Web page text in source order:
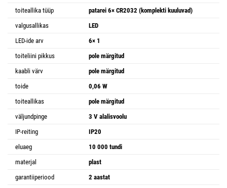
toiteallika tüüp
patarei 6× CR2032 (komplekti kuuluvad)
valgusallikas
LED
LED-ide arv
6× 1
toiteliini pikkus
pole märgitud
kaabli värv
pole märgitud
toide
0,06 W
toiteallikas
pole märgitud
väljundpinge
3 V alalisvoolu
IP-reiting
IP20
eluaeg
10 000 tundi
materjal
plast
garantiiperiood
2 aastat